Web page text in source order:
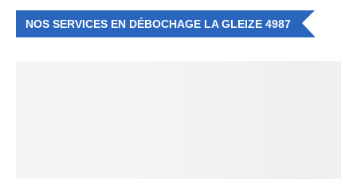
NOS SERVICES EN DÉBOCHAGE LA GLEIZE 4987